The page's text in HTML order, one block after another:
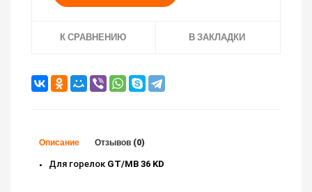
К СРАВНЕНИЮ В ЗАКЛАДКИ
Описание Отзывов (0)
Для горелок GT/MB 36 KD